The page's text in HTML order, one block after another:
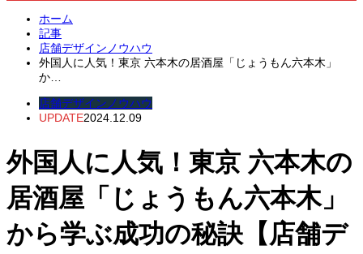
ホーム
記事
店舗デザインノウハウ
外国人に人気！東京 六本木の居酒屋「じょうもん六本木」
か…
店舗デザインノウハウ
UPDATE2024.12.09
外国人に人気！東京 六本木の
居酒屋「じょうもん六本木」
から学ぶ成功の秘訣【店舗デ